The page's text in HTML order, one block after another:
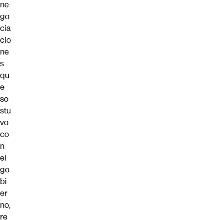
ne
go
cia
cio
ne
s
qu
e
so
stu
vo
co
n
el
go
bi
er
no,
re